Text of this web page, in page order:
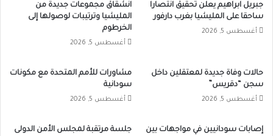
جبريل ابراهيم يعلن تحقيق انتصارا
ساحقا على المليشيا بغرب دارفور
أغسطس 5, 2026
انشقاق مجموعات جديدة من
المليشيا وترتيبات لوصولها إلى
الخرطوم
أغسطس 5, 2026
حالات وفاة جديدة لمعتقلين داخل
سجن “دقريس”
أغسطس 5, 2026
مشاورات للأمم المتحدة مع مكونات
سودانية
أغسطس 5, 2026
إصابات سودانيين في مواجهات بين
جلسة مرتقبة لمجلس الأمن الدولى